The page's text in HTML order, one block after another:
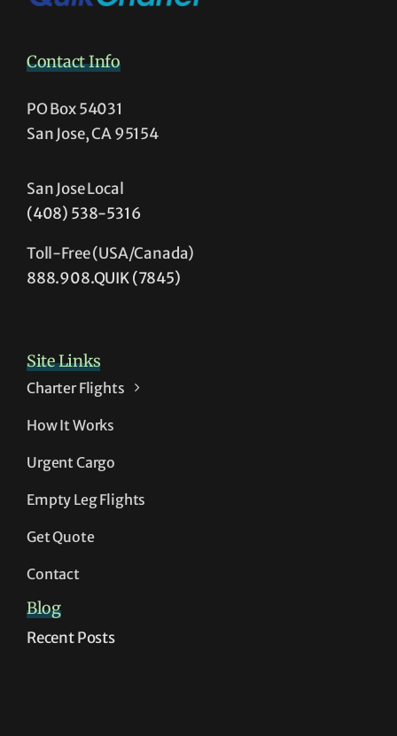
Contact Info
PO Box 54031
San Jose, CA 95154
San Jose Local
(408) 538-5316
Toll-Free (USA/Canada)
888.908.QUIK (7845)
Site Links
Charter Flights
How It Works
Urgent Cargo
Empty Leg Flights
Get Quote
Contact
Blog
Recent Posts